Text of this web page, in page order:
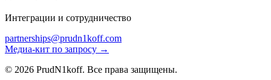
Интеграции и сотрудничество
partnerships@prudn1koff.com
Медиа-кит по запросу →
© 2026 PrudN1koff. Все права защищены.